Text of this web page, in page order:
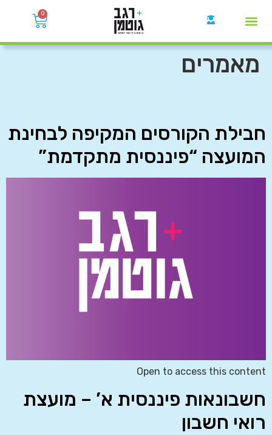
0
מאמרים
חבילת הקורסים המקיפה לבחינת
המועצה “פיננסית מתקדמת”
Open to access this content
חשבונאות פיננסית א’ – מועצת
רואי חשבון